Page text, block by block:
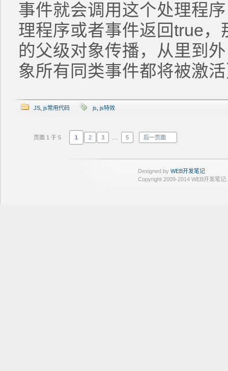
事件就会调用这个处理程
理程序或者事件返回true
的父级对象传播，从里到
象所有同类事件都将被激
JS js常用代码 js js特效
页面 1 于 5 1 2 3 ... 5 后一页面
Designed by WEB开发笔记
Copyright 2009-2014 WEB开发笔